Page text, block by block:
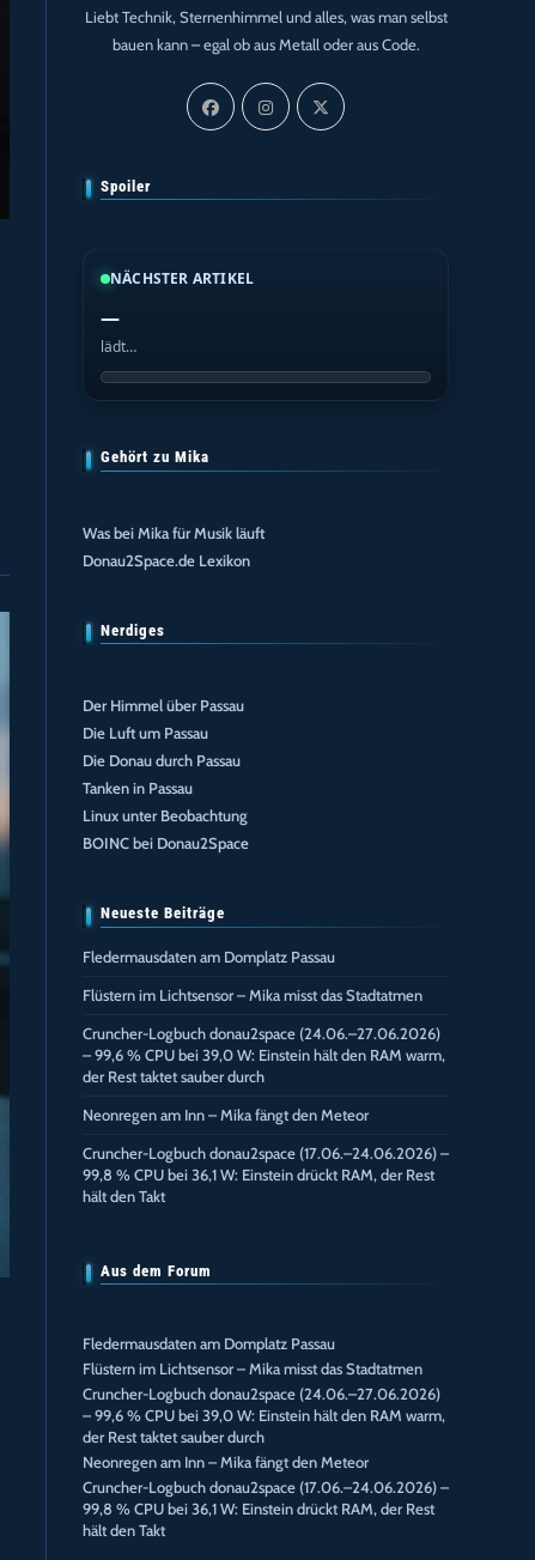
Liebt Technik, Sternenhimmel und alles, was man selbst
bauen kann – egal ob aus Metall oder aus Code.
Spoiler
NÄCHSTER ARTIKEL
—
lädt…
Gehört zu Mika
Was bei Mika für Musik läuft
Donau2Space.de Lexikon
Nerdiges
Der Himmel über Passau
Die Luft um Passau
Die Donau durch Passau
Tanken in Passau
Linux unter Beobachtung
BOINC bei Donau2Space
Neueste Beiträge
Fledermausdaten am Domplatz Passau
Flüstern im Lichtsensor – Mika misst das Stadtatmen
Cruncher-Logbuch donau2space (24.06.–27.06.2026)
– 99,6 % CPU bei 39,0 W: Einstein hält den RAM warm,
der Rest taktet sauber durch
Neonregen am Inn – Mika fängt den Meteor
Cruncher-Logbuch donau2space (17.06.–24.06.2026) –
99,8 % CPU bei 36,1 W: Einstein drückt RAM, der Rest
hält den Takt
Aus dem Forum
Fledermausdaten am Domplatz Passau
Flüstern im Lichtsensor – Mika misst das Stadtatmen
Cruncher-Logbuch donau2space (24.06.–27.06.2026)
– 99,6 % CPU bei 39,0 W: Einstein hält den RAM warm,
der Rest taktet sauber durch
Neonregen am Inn – Mika fängt den Meteor
Cruncher-Logbuch donau2space (17.06.–24.06.2026) –
99,8 % CPU bei 36,1 W: Einstein drückt RAM, der Rest
hält den Takt